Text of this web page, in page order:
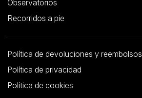
Observatorios
Recorridos a pie
Política de devoluciones y reembolsos
Política de privacidad
Política de cookies